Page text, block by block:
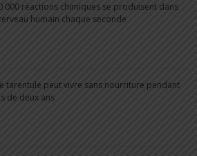
000 réactions chimiques se produisent dans
humain chaque seconde
tarentule peut vivre sans nourriture pendant
de deux ans